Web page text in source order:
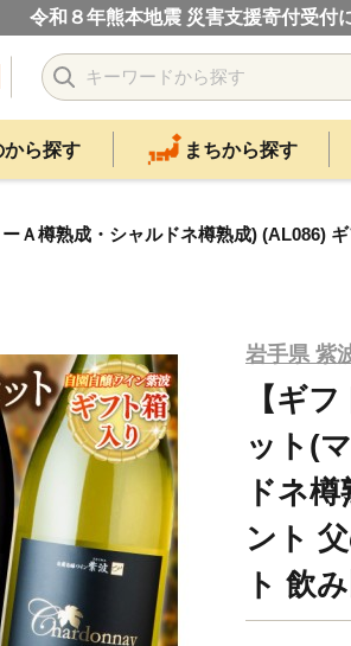
令和８年熊本地震 災害支援寄付受付
から探す まちから探す
Ａ樽熟成・シャルドネ樽熟成) (AL086)
岩手県 紫
【ギ
ット(
ドネ
ント
ト 飲